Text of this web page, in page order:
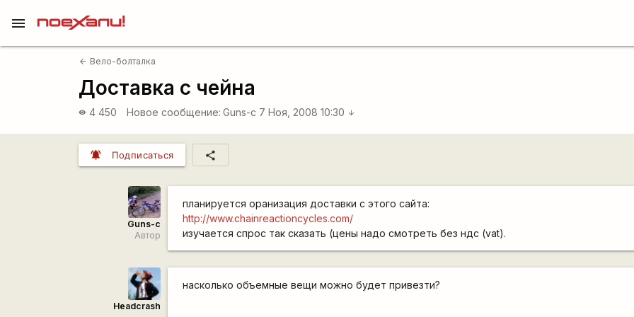
menu
arrow_back Вело-болталка
Доставка с чейна
visibility 4 450 Новое сообщение: Guns-c 7 Ноя, 2008 10:30 arrow_downward
notifications_active Подписаться share
Guns-c
Автор
планируется оранизация доставки с этого сайта:
http://www.chainreactioncycles.com/
изучается спрос так сказать (цены надо смотреть без ндс (vat).
Headcrash
насколько объемные вещи можно будет привезти?